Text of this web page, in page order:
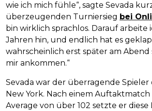
wie ich mich fühle“, sagte Sevada
überzeugenden Turniersieg bei
bin wirklich sprachlos. Darauf arbeite
Jahren hin, und endlich hat es
wahrscheinlich erst später am Abend
mir ankommen.“
Sevada war der überragende Spieler
New York. Nach einem
Average von über 102 setzte er diese